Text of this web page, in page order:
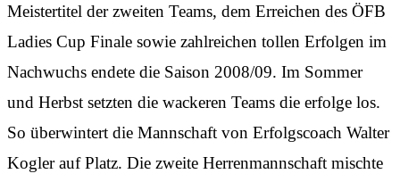
Meistertitel der zweiten Teams, dem Erreichen des ÖFB
Ladies Cup Finale sowie zahlreichen tollen Erfolgen im
Nachwuchs endete die Saison 2008/09. Im Sommer
und Herbst setzten die wackeren Teams die erfolge los.
So überwintert die Mannschaft von Erfolgscoach Walter
Kogler auf Platz. Die zweite Herrenmannschaft mischte